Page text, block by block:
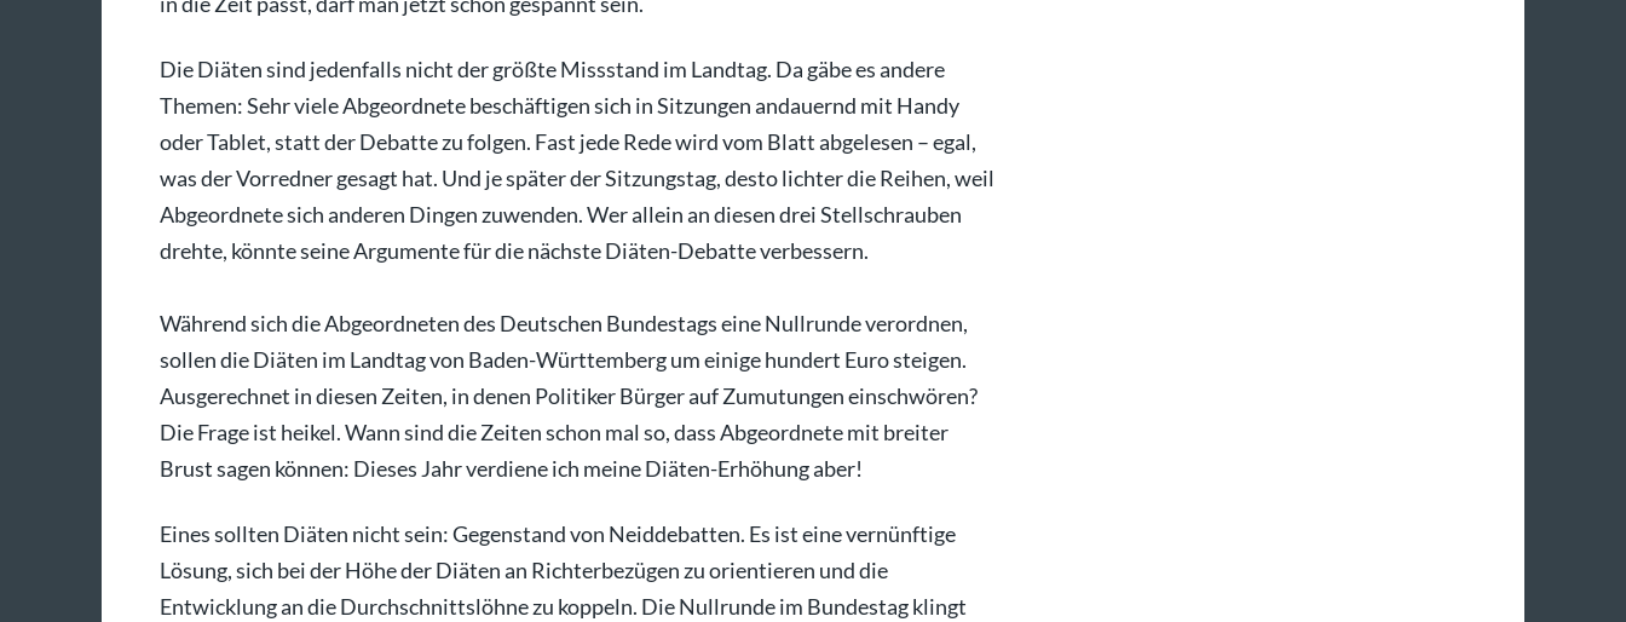
Die Diäten sind jedenfalls nicht der größte Missstand im Landtag. Da gäbe es andere
Themen: Sehr viele Abgeordnete beschäftigen sich in Sitzungen andauernd mit Handy
oder Tablet, statt der Debatte zu folgen. Fast jede Rede wird vom Blatt abgelesen – egal,
was der Vorredner gesagt hat. Und je später der Sitzungstag, desto lichter die Reihen, weil
Abgeordnete sich anderen Dingen zuwenden. Wer allein an diesen drei Stellschrauben
drehte, könnte seine Argumente für die nächste Diäten-Debatte verbessern.
Während sich die Abgeordneten des Deutschen Bundestags eine Nullrunde verordnen,
sollen die Diäten im Landtag von Baden-Württemberg um einige hundert Euro steigen.
Ausgerechnet in diesen Zeiten, in denen Politiker Bürger auf Zumutungen einschwören?
Die Frage ist heikel. Wann sind die Zeiten schon mal so, dass Abgeordnete mit breiter
Brust sagen können: Dieses Jahr verdiene ich meine Diäten-Erhöhung aber!
Eines sollten Diäten nicht sein: Gegenstand von Neiddebatten. Es ist eine vernünftige
Lösung, sich bei der Höhe der Diäten an Richterbezügen zu orientieren und die
Entwicklung an die Durchschnittslöhne zu koppeln. Die Nullrunde im Bundestag klingt